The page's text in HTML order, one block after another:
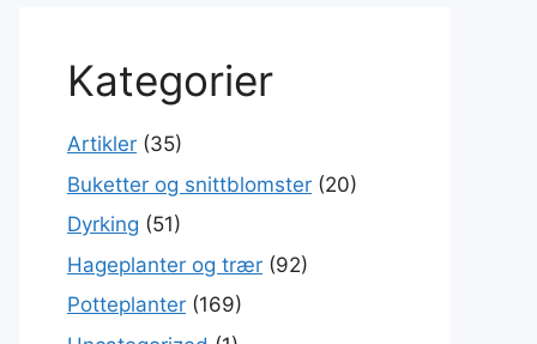
Kategorier
Artikler (35)
Buketter og snittblomster (20)
Dyrking (51)
Hageplanter og trær (92)
Potteplanter (169)